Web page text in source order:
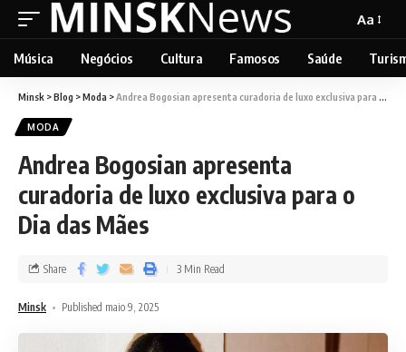
Aa
Música Negócios Cultura Famosos Saúde
Minsk >Blog >Moda >Andrea Bogosian apresenta curadoria de luxo exclusiva para o Dia das Mães
MODA
Andrea Bogosian apresenta
curadoria de luxo exclusiva para o
Dia das Mães
Minsk Published maio 9, 2025
Share 3 Min Read